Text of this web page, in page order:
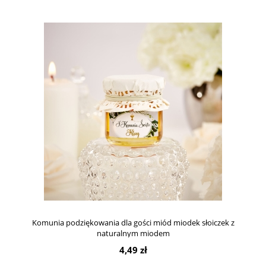
Komunia podziękowania dla gości miód miodek słoiczek z
naturalnym miodem
4,49 zł